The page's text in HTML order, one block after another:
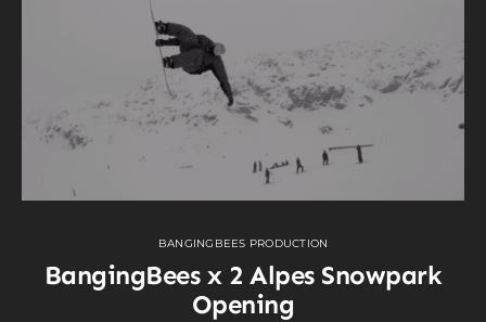
BANGINGBEES PRODUCTION
BangingBees x 2 Alpes Snowpark
Opening